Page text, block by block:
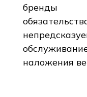
бренды
наложения